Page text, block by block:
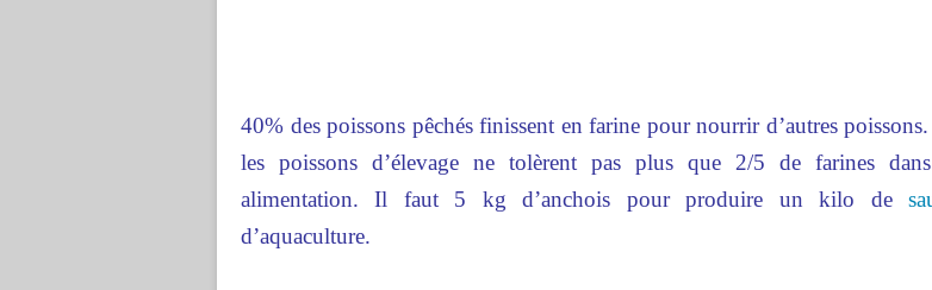
40% des poissons pêchés finissent en farine pour nourrir d’autres
les poissons d’élevage ne tolèrent pas plus que 2/5 de farines
alimentation. Il faut 5 kg d’anchois pour produire un kilo de
d’aquaculture.